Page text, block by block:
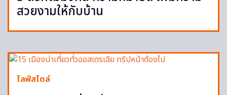
สวยงามให้กับบ้าน
ไลฟ์สไตล์